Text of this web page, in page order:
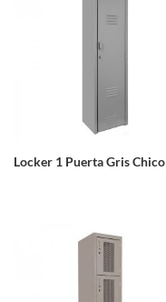
Locker 1 Puerta Gris Chico